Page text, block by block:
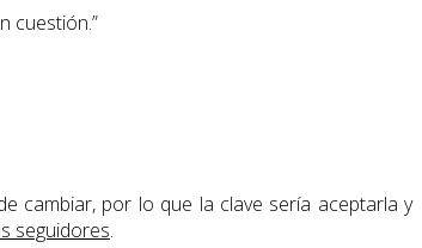
cuestión.”
cambiar, por lo que la clave sería aceptarla y
seguidores.